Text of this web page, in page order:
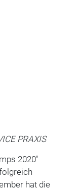
PRAXIS
2020"
hat die